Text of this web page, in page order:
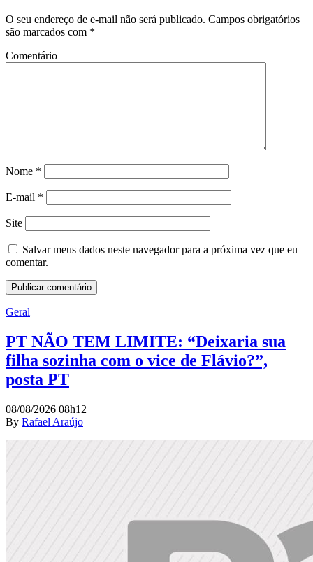
O seu endereço de e-mail não será publicado. Campos obrigatórios
são marcados com *
Comentário
Nome *
E-mail *
Site
Salvar meus dados neste navegador para a próxima vez que eu
comentar.
Geral
PT NÃO TEM LIMITE: “Deixaria sua
filha sozinha com o vice de Flávio?”,
posta PT
08/08/2026 08h12
By Rafael Araújo